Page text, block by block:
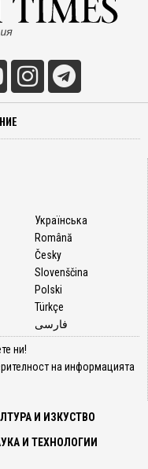
Українська
Română
Česky
Slovenščina
Polski
Türkçe
فارسی
ни!
на информацията
И ИЗКУСТВО
И ТЕХНОЛОГИИ